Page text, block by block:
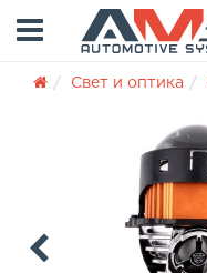
Свет и оптика